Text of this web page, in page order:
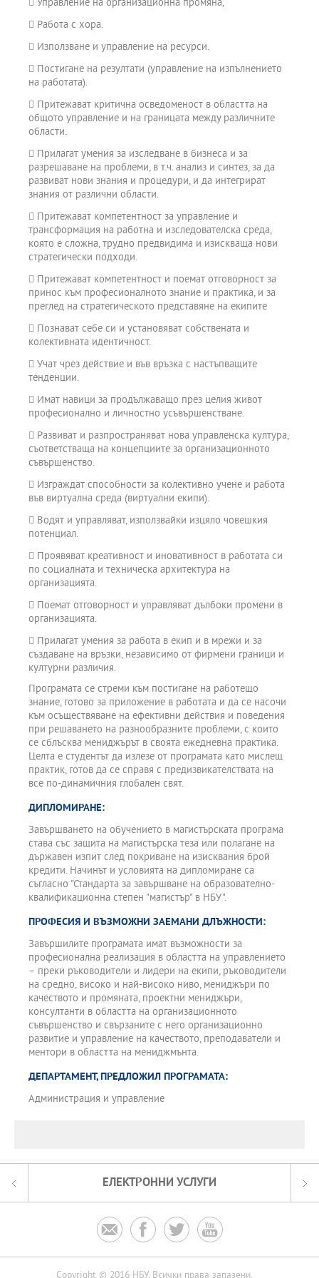
и услуги.
За да постигне своята мисия, МП МОС се отличава с:
1. Иновативна структура и съдържание, следващи актуалните
тенденции в обучението и развитието на мениджъри и лидери.
2. Учебен процес, насочен към обучаващия се.
3. Технология на обучение, подпомагаща работата на студента.
5. Оценяване, основано на компетентност.
Специалност и професионална квалификация:
Квалификация: Мениджър по организационно съвършенство
Практики и стаж:
инициатива на работното място, индивидуален и групов
коучинг от преподаватели и между студентите, фокус върху
планиране и реализиране на процеса на организационното
учене.
Международна мобилност:
Магистърската програмата осигурява възможност за
международна студентска мобилност по европейската
инициатива и дава възможност на студентите да се обучават за
определен период (между 3 и 12 месеца) в чуждестранен
университет в държави като Италия, Германия, Финландия,
Португалия, Франция, Турция и др.
Чрез Европейският алианс на реформаторските университети
(ERUA) студентите имат възможност да участват в интензивни
лекции и онлайн курсове.
 Управление на организационна промяна,
 Работа с хора.
 Използване и управление на ресурси.
 Постигане на резултати (управление на изпълнението
на работата).
 Притежават критична осведоменост в областта на
общото управление и на границата между различните
области.
 Прилагат умения за изследване в бизнеса и за
разрешаване на проблеми, в т.ч. анализ и синтез, за да
развиват нови знания и процедури, и да интегрират
знания от различни области.
 Притежават компетентност за управление и
трансформация на работна и изследователска среда,
която е сложна, трудно предвидима и изискваща нови
стратегически подходи.
 Притежават компетентност и поемат отговорност за
принос към професионалното знание и практика, и за
преглед на стратегическото представяне на екипите
 Познават себе си и установяват собствената и
колективната идентичност.
 Учат чрез действие и във връзка с настъпващите
тенденции.
 Имат навици за продължаващо през целия живот
професионално и личностно усъвършенстване.
 Развиват и разпространяват нова управленска култура,
съответстваща на концепциите за организационното
съвършенство.
 Изграждат способности за колективно учене и работа
във виртуална среда (виртуални екипи).
 Водят и управляват, използвайки изцяло човешкия
потенциал.
 Проявяват креативност и иновативност в работата си
по социалната и техническа архитектура на
организацията.
 Поемат отговорност и управляват дълбоки промени в
организацията.
 Прилагат умения за работа в екип и в мрежи и за
създаване на връзки, независимо от фирмени граници и
културни различия.
Програмата се стреми към постигане на работещо
знание, готово за приложение в работата и да се насочи
към осъществяване на ефективни действия и поведения
при решаването на разнообразните проблеми, с които
се сблъсква мениджърът в своята ежедневна практика.
Целта е студентът да излезе от програмата като мислещ
практик, готов да се справя с предизвикателствата на
все по-динамичния глобален свят.
ДИПЛОМИРАНЕ:
Завършването на обучението в магистърската програма
става със защита на магистърска теза или полагане на
държавен изпит след покриване на изисквания брой
кредити. Начинът и условията на дипломиране са
съгласно "Стандарта за завършване на образователно-
квалификационна степен "магистър" в НБУ".
ПРОФЕСИЯ И ВЪЗМОЖНИ ЗАЕМАНИ ДЛЪЖНОСТИ:
Завършилите програмата имат възможности за
професионална реализация в областта на управлението
– преки ръководители и лидери на екипи, ръководители
на средно, високо и най-високо ниво, мениджъри по
качеството и промяната, проектни мениджъри,
консултанти в областта на организационното
съвършенство и свързаните с него организационно
развитие и управление на качеството, преподаватели и
ментори в областта на мениджмънта.
ДЕПАРТАМЕНТ, ПРЕДЛОЖИЛ ПРОГРАМАТА:
Администрация и управление
ЕЛЕКТРОННИ УСЛУГИ
   